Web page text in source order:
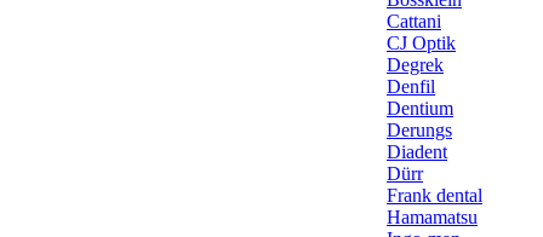
Cattani
CJ Optik
Degrek
Denfil
Dentium
Derungs
Diadent
Dürr
Frank dental
Hamamatsu